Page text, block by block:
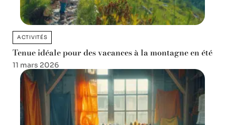
ACTIVITÉS
Tenue idéale pour des vacances à la montagne en été
11 mars 2026